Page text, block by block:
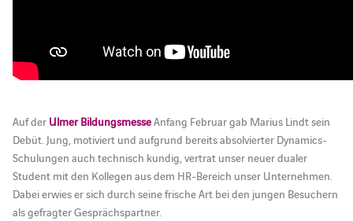
Auf der Ulmer BildungsmesseAnfang Februar gab Marius Lindt sein
Debüt. Jung, motiviert und aufgrund bereits absolvierter Dynamics-
Schulungen auch technisch kundig, vertrat unser neuer dualer
Student mit den Kollegen aus dem HR-Bereich unser Unternehmen.
Dabei erwies er sich durch seine frische Art bei den jungen Besuchern
als gefragter Gesprächspartner.